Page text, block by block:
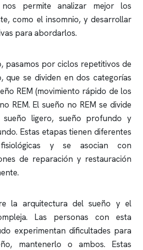
permite analizar mejor los
como el insomnio, y desarrollar
para abordarlos.
pasamos por ciclos repetitivos de
que se dividen en dos categorías
REM (movimiento rápido de los
REM. El sueño no REM se divide
ligero, sueño profundo y
Estas etapas tienen diferentes
fisiológicas y se asocian con
de reparación y restauración
la arquitectura del sueño y el
Las personas con esta
experimentan dificultades para
mantenerlo o ambos. Estas